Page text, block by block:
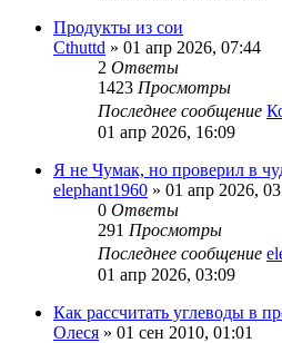
Продукты из сои
Cthuttd » 01 апр 2026, 07:44
2 Ответы
1423 Просмотры
Последнее сообщение
01 апр 2026, 16:09
Я не Чумак, но проверил в
elephant1960 » 01 апр 2026,
0 Ответы
291 Просмотры
Последнее сообщение
01 апр 2026, 03:09
Как рассчитать углеводы в
Олеся » 01 сен 2010, 01:01